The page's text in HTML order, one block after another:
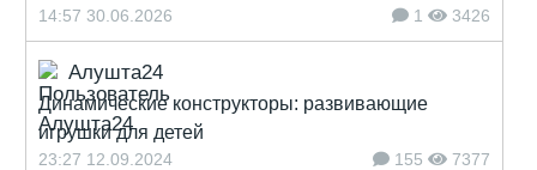
14:57 30.06.2026 1 3426
Алушта24
Динамические конструкторы: развивающие
игрушки для детей
23:27 12.09.2024 155 7377